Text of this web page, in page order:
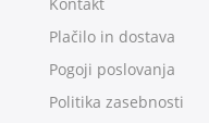
Plačilo in dostava
Pogoji poslovanja
Politika zasebnosti